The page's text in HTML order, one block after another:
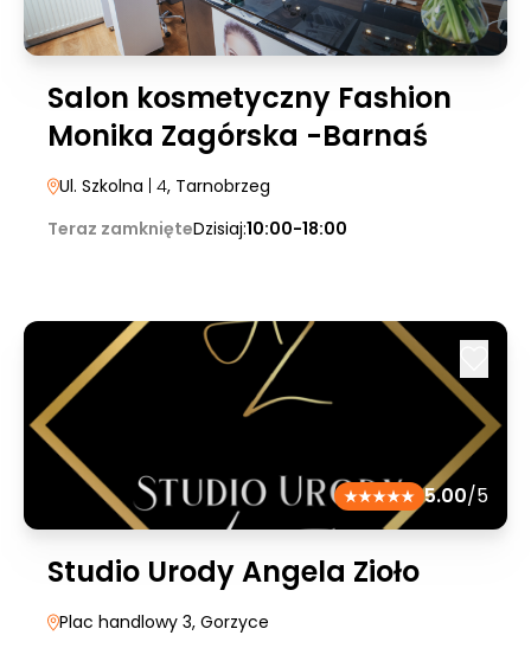
Salon kosmetyczny Fashion
Monika Zagórska -Barnaś
Ul. Szkolna | 4, Tarnobrzeg
Teraz zamknięteDzisiaj:10:00-18:00
5.00/5
Studio Urody Angela Zioło
Plac handlowy 3, Gorzyce